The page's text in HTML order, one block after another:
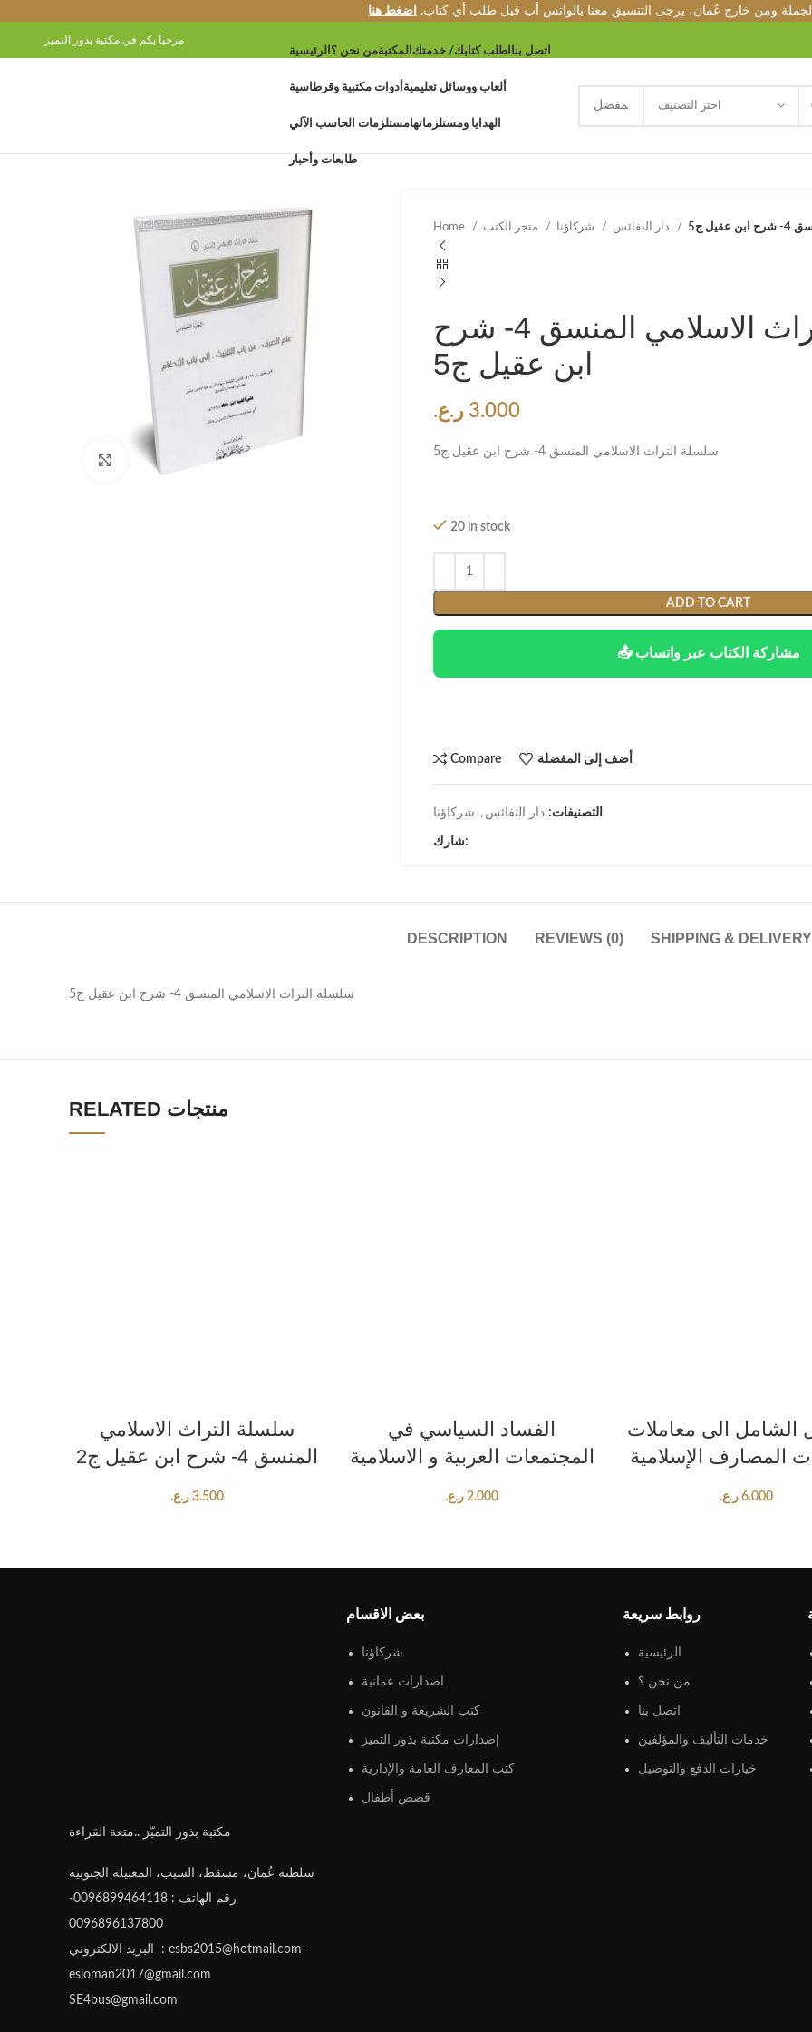
الجملة ومن خارج عُمان، يرجى التنسيق معنا بالواتس أب قبل طلب أي كتاب. اضغط هنا
مرحبا بكم في مكتبة بذور التميز
الرئيسية من نحن ؟المكتبة اطلب كتابك/ خدمتك اتصل بنا
أدوات مكتبية وقرطاسية ألعاب ووسائل تعليمية
مستلزمات الحاسب الآليالهدايا ومستلزماتها
طابعات وأحبار
اختر التصنيف
Click to enlarge
Home ج5
سلسلة التراث الاسلامي المنسق 4- شرح
ابن عقيل ج5
3.000 ر.ع.
سلسلة التراث الاسلامي المنسق 4- شرح ابن عقيل ج5
20 in stock
ADD TO CART
📤 مشاركة الكتاب عبر واتساب
Compare أضف إلى المفضلة
التصنيفات: دار النفائس , شركاؤنا
شارك:
DESCRIPTION REVIEWS (0) SHIPPING & DELIVERY
سلسلة التراث الاسلامي المنسق 4- شرح ابن عقيل ج5
RELATED منتجات
سلسلة التراث الاسلامي
المنسق 4- شرح ابن عقيل ج2
3.500 ر.ع.
الفساد السياسي في
المجتمعات العربية و الاسلامية
2.000 ر.ع.
الشامل الى معاملات
المصارف الإسلامية
6.000 ر.ع.
مكتبة بذور التميّز ..متعة القراءة
سلطنة عُمان، مسقط، السيب، المعبيلة الجنوبية
رقم الهاتف : 0096899464118-
0096896137800
البريد الالكتروني : esbs2015@hotmail.com-
esioman2017@gmail.com
SE4bus@gmail.com
بعض الاقسام
شركاؤنا
اصدارات عمانية
كتب الشريعة و القانون
إصدارات مكتبة بذور التميز
كتب المعارف العامة والإدارية
قصص أطفال
روابط سريعة
الرئيسية
من نحن ؟
اتصل بنا
خدمات التأليف والمؤلفين
خيارات الدفع والتوصيل